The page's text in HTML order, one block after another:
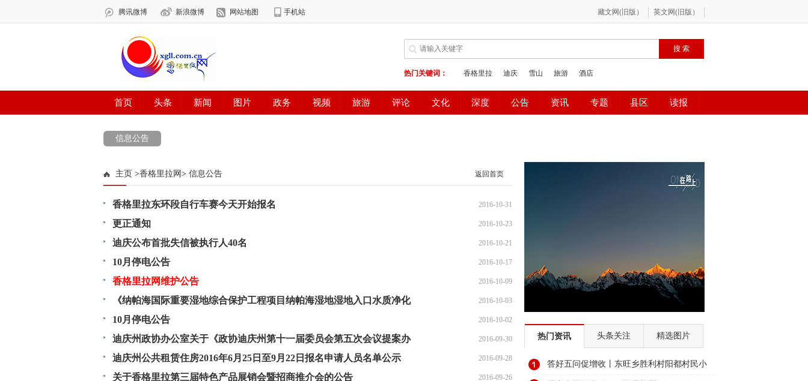
信息公告
主页 >香格里拉网 > 信息公告 返回首页
香格里拉东环段自行车赛今天开始报名 2016-10-31
更正通知 2016-10-23
迪庆公布首批失信被执行人40名 2016-10-21
10月停电公告 2016-10-17
香格里拉网维护公告 2016-10-09
《纳帕海国际重要湿地综合保护工程项目纳帕海湿地湿地入口水质净化
工程施工招标公告》公告补遗
2016-10-03
10月停电公告 2016-10-02
迪庆州政协办公室关于《政协迪庆州第十一届委员会第五次会议提案办
理情况》的公示
2016-09-30
迪庆州公共租赁住房2016年6月25日至9月22日报名申请人员名单公示 2016-09-28
关于香格里拉第三届特色产品展销会暨招商推介会的公告 2016-09-26
热门资讯 头条关注 精选图片
答好五问促增收丨东旺乡胜利村阳都村民小